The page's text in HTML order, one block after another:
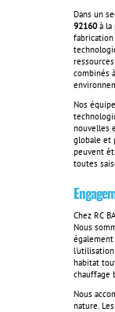
Dans un
92160à la
fabrication
combinés
Nos
nouvelles
globale et
peuvent
toutes
Chez RC
Nous
habitat
chauffage
Nous
nature.